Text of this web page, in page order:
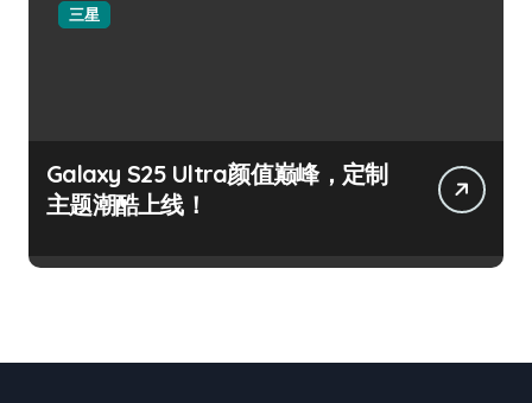
三星
Galaxy S25 Ultra颜值巅峰，定制
主题潮酷上线！